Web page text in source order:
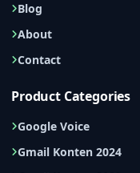
Blog
About
Contact
Product Categories
Google Voice
Gmail Konten 2024